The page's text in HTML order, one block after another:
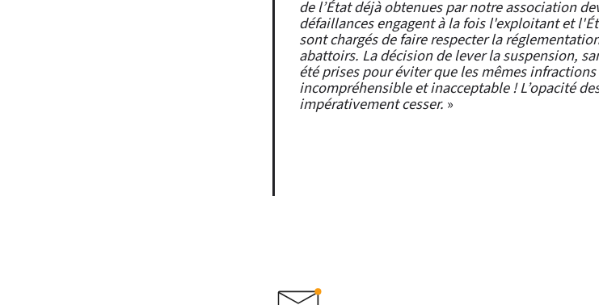
de l’État déjà obtenues par notre association
défaillances engagent à la fois l'exploitant et
sont chargés de faire respecter la
abattoirs. La décision de lever la suspension,
été prises pour éviter que les mêmes
incompréhensible et inacceptable ! L’opacité
impérativement cesser. »